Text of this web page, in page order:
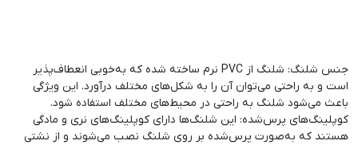
جنس شلنگ: شلنگ از PVC نرم ساخته شده که به‌خوبی انعطاف‌پذیر
است و به راحتی می‌توان آن را به شکل‌های مختلف درآورد. این ویژگی
باعث می‌شود شلنگ به راحتی در محیط‌های مختلف استفاده شود.
کوپلینگ‌های پرس‌شده: این شلنگ‌ها دارای کوپلینگ‌های نری و مادگی
هستند که به‌صورت پرس‌شده بر روی شلنگ نصب می‌شوند و از نشتی